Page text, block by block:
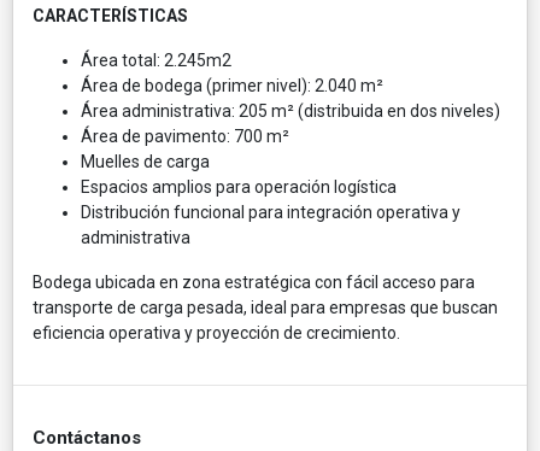
CARACTERÍSTICAS
Área total: 2.245m2
Área de bodega (primer nivel): 2.040 m²
Área administrativa: 205 m² (distribuida en dos niveles)
Área de pavimento: 700 m²
Muelles de carga
Espacios amplios para operación logística
Distribución funcional para integración operativa y
administrativa
Bodega ubicada en zona estratégica con fácil acceso para
transporte de carga pesada, ideal para empresas que buscan
eficiencia operativa y proyección de crecimiento.
Contáctanos